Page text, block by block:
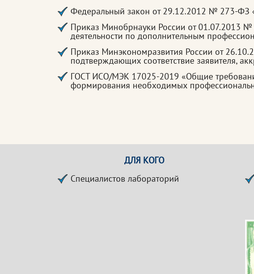
Федеральный закон от 29.12.2012 № 273-ФЗ
Приказ Минобрнауки России от 01.07.2013
деятельности по дополнительным
Приказ Минэкономразвития России от
подтверждающих соответствие заявителя,
ГОСТ ИСО/МЭК 17025-2019 «Общие
формирования необходимых
ДЛЯ КОГО
Специалистов лабораторий